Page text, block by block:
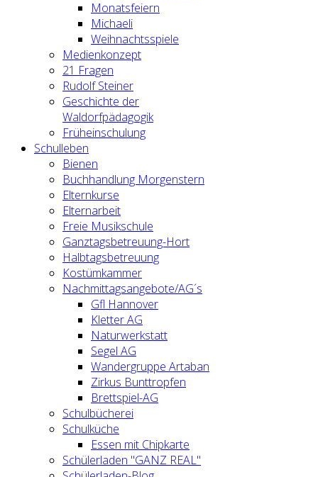
Monatsfeiern
Michaeli
Weihnachtsspiele
Medienkonzept
21 Fragen
Rudolf Steiner
Geschichte der
Waldorfpädagogik
Früheinschulung
Schulleben
Bienen
Buchhandlung Morgenstern
Elternkurse
Elternarbeit
Freie Musikschule
Ganztagsbetreuung-Hort
Halbtagsbetreuung
Kostümkammer
Nachmittagsangebote/AG´s
Gfl Hannover
Kletter AG
Naturwerkstatt
Segel AG
Wandergruppe Artaban
Zirkus Bunttropfen
Brettspiel-AG
Schulbücherei
Schulküche
Essen mit Chipkarte
Schülerladen "GANZ REAL"